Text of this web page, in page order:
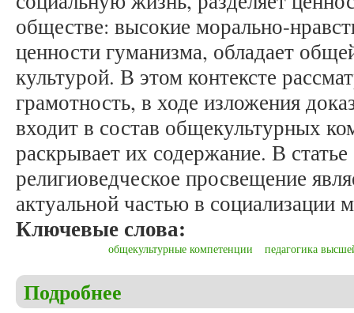
обществе: высокие морально-
ценности гуманизма, обладает
культурой. В этом контексте
грамотность, в ходе изложения
входит в состав общекультурных
раскрывает их содержание. В
религиоведческое просвещение
актуальной частью в социализации
Ключевые слова:
общекультурные компетенции педагогика
Подробнее